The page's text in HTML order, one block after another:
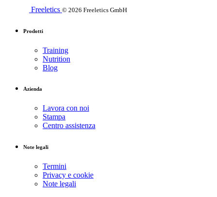
Freeletics © 2026 Freeletics GmbH
Prodotti
Training
Nutrition
Blog
Azienda
Lavora con noi
Stampa
Centro assistenza
Note legali
Termini
Privacy e cookie
Note legali